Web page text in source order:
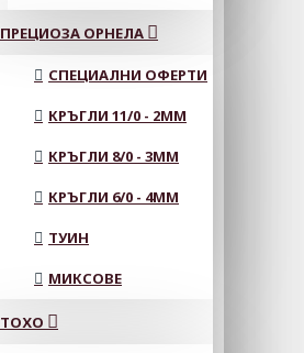
ПРЕЦИОЗА ОРНЕЛА
СПЕЦИАЛНИ ОФЕРТИ
КРЪГЛИ 11/0 - 2MM
КРЪГЛИ 8/0 - 3MM
КРЪГЛИ 6/0 - 4MM
ТУИН
МИКСОВЕ
ТОХО